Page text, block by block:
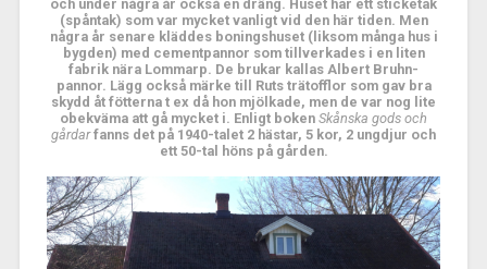
och under några år också en dräng. Huset har ett sticketak
(spåntak) som var mycket vanligt vid den här tiden. Men
några år senare kläddes boningshuset (liksom många hus i
bygden) med cementpannor som tillverkades i en liten
fabrik nära Lommarp. De brukar kallas Albert Bruhn-
pannor. Lägg också märke till Ruts trätofflor som gav bra
skydd åt fötterna t ex då hon mjölkade, men de var nog lite
obekväma att gå mycket i. Enligt boken Skånska gods och
gårdarfanns det på 1940-talet 2 hästar, 5 kor, 2 ungdjur och
ett 50-tal höns på gården.